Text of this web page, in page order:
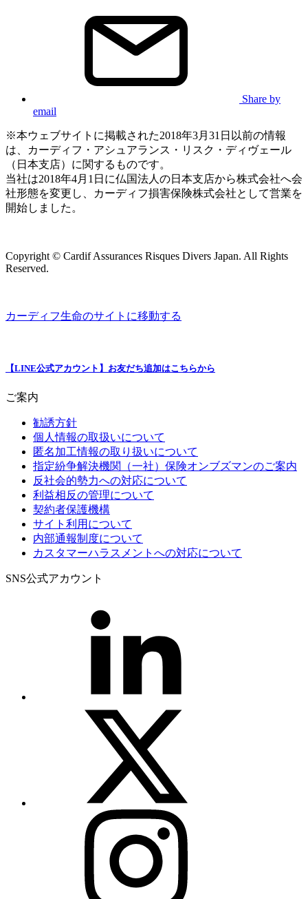
Share by
email
※本ウェブサイトに掲載された2018年3月31日以前の情報
は、カーディフ・アシュアランス・リスク・ディヴェール
（日本支店）に関するものです。
当社は2018年4月1日に仏国法人の日本支店から株式会社へ会
社形態を変更し、カーディフ損害保険株式会社として営業を
開始しました。
Copyright © Cardif Assurances Risques Divers Japan. All Rights
Reserved.
カーディフ生命のサイトに移動する
【LINE公式アカウント】お友だち追加はこちらから
ご案内
勧誘方針
個人情報の取扱いについて
匿名加工情報の取り扱いについて
指定紛争解決機関（一社）保険オンブズマンのご案内
反社会的勢力への対応について
利益相反の管理について
契約者保護機構
サイト利用について
内部通報制度について
カスタマーハラスメントへの対応について
SNS公式アカウント